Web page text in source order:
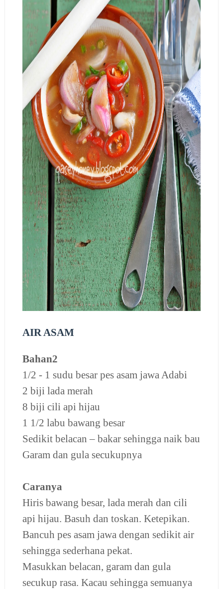
AIR ASAM
Bahan2
1/2 - 1 sudu besar pes asam jawa Adabi
2 biji lada merah
8 biji cili api hijau
1 1/2 labu bawang besar
Sedikit belacan – bakar sehingga naik bau
Garam dan gula secukupnya
Caranya
Hiris bawang besar, lada merah dan cili
api hijau. Basuh dan toskan. Ketepikan.
Bancuh pes asam jawa dengan sedikit air
sehingga sederhana pekat.
Masukkan belacan, garam dan gula
secukup rasa. Kacau sehingga semuanya